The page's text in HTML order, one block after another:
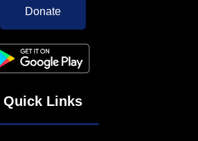
Donate
Quick Links